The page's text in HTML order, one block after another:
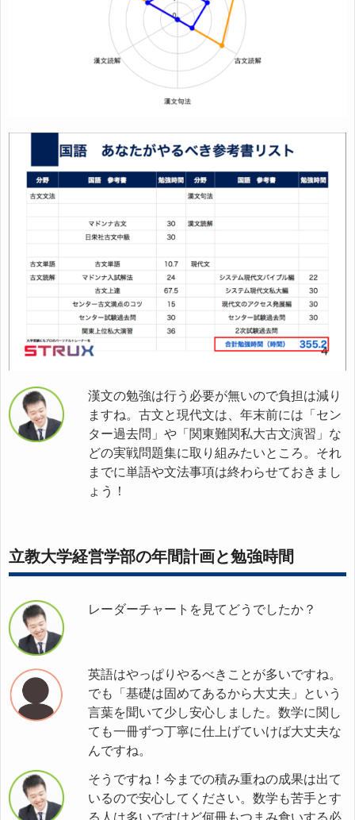
漢文の勉強は行う必要が無いので負担は減り
ますね。古文と現代文は、年末前には「セン
ター過去問」や「関東難関私大古文演習」な
どの実戦問題集に取り組みたいところ。それ
までに単語や文法事項は終わらせておきまし
ょう！
立教大学経営学部の年間計画と勉強時間
レーダーチャートを見てどうでしたか？
英語はやっぱりやるべきことが多いですね。
でも「基礎は固めてあるから大丈夫」という
言葉を聞いて少し安心しました。数学に関し
ても一冊ずつ丁寧に仕上げていけば大丈夫な
んですね。
そうですね！今までの積み重ねの成果は出て
いるので安心してください。数学も苦手とす